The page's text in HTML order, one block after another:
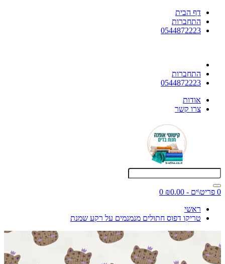
דף הבית
התחברות
0544872223
התחברות
0544872223
אודות
צרו קשר
0 פריט\ים - ₪0.00
0
ראשי
טריקו דפוס חתולים מנמנמים על רקע שמנת